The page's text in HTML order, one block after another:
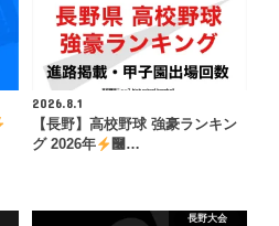
2026.8.1
【長野】高校野球 強豪ランキン
グ 2026年
࿠…
長野大会